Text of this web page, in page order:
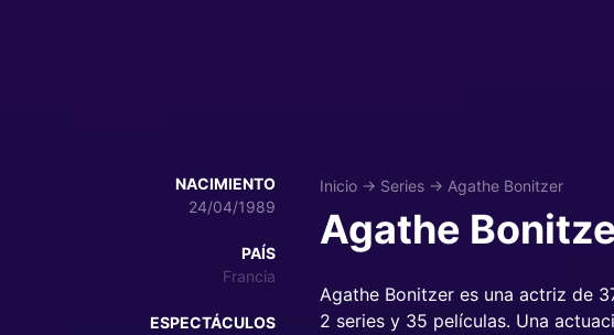
NACIMIENTO
24/04/1989
PAÍS
Francia
ESPECTÁCULOS
Inicio → Series → Agathe Bonitzer
Agathe
Agathe Bonitzer es una actriz de
2 series y 35 películas. Una